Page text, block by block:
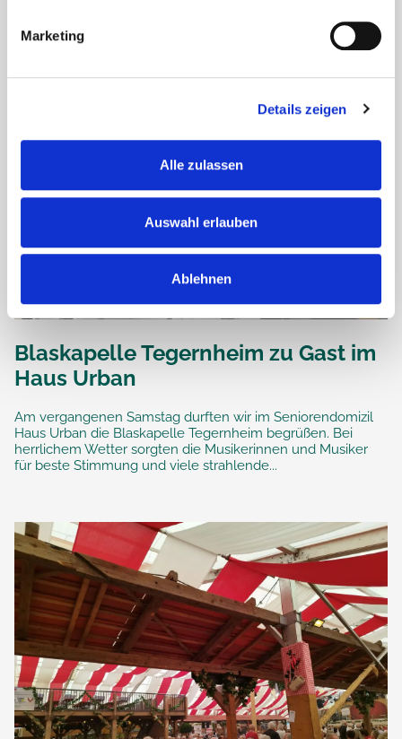
Marketing
Details zeigen
Alle zulassen
Auswahl erlauben
Ablehnen
Blaskapelle Tegernheim zu Gast im
Haus Urban
Am vergangenen Samstag durften wir im Seniorendomizil
Haus Urban die Blaskapelle Tegernheim begrüßen. Bei
herrlichem Wetter sorgten die Musikerinnen und Musiker
für beste Stimmung und viele strahlende...